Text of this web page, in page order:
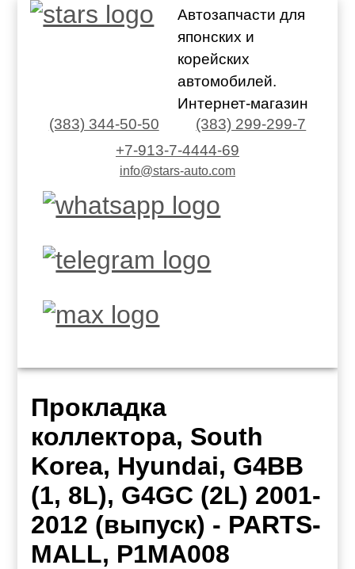
Автозапчасти для
японских и
корейских
автомобилей.
Интернет-магазин
(383) 344-50-50
(383) 299-299-7
+7-913-7-4444-69
info@stars-auto.com
Прокладка
коллектора, South
Korea, Hyundai, G4BB
(1, 8L), G4GC (2L) 2001-
2012 (выпуск) - PARTS-
MALL, P1MA008